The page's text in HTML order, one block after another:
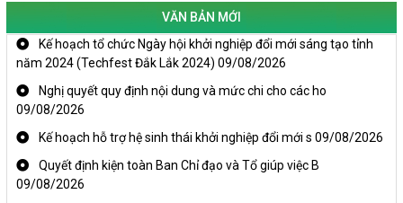
VĂN BẢN MỚI
Kế hoạch tổ chức Ngày hội khởi nghiệp đổi mới sáng tạo tỉnh
năm 2024 (Techfest Đắk Lắk 2024) 09/08/2026
Nghị quyết quy định nội dung và mức chi cho các ho
09/08/2026
Kế hoạch hỗ trợ hệ sinh thái khởi nghiệp đổi mới s 09/08/2026
Quyết định kiện toàn Ban Chỉ đạo và Tổ giúp việc B
09/08/2026